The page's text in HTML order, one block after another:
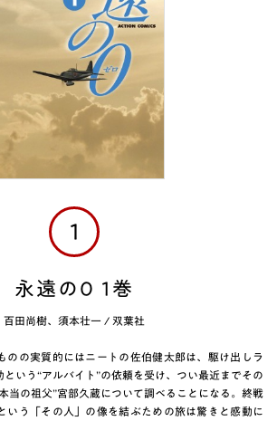
1
永遠の0 1巻
百田尚樹、須本壮一 / 双葉社
のの実質的にはニートの佐伯健太郎は、駆け出しラ
という“アルバイト”の依頼を受け、つい最近までその
当の祖父”宮部久蔵について調べることになる。終戦
いう「その人」の像を結ぶための旅は驚きと感動に